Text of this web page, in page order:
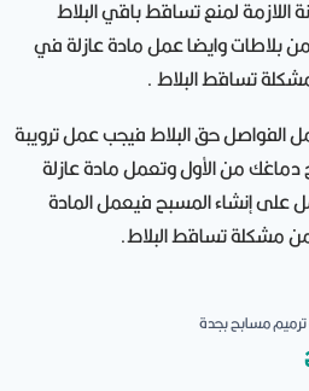
اللازمة لمنع تساقط باقي البلاط
بلاطات وايضا عمل مادة عازلة في
تساقط البلاط .
حق البلاط فيجب عمل ترويبة
دماغك من الأول وتعمل مادة عازلة
على إنشاء المسبح فيعمل المادة
من مشكلة تساقط البلاط.
مسابح بجدة